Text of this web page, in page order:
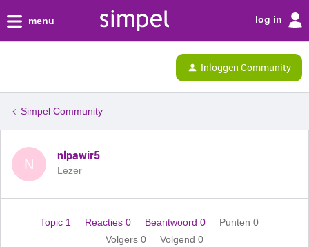
menu log in
Inloggen Community
Simpel Community
N
nlpawir5
Lezer
Topic 1 Reacties 0 Beantwoord 0
Punten 0
Volgers 0 Volgend 0